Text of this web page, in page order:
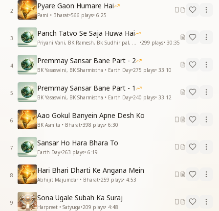
निर्भय होकर नारिया विचरण जहा करेगी
हवाये भर अमरायिया सेवा वहा करेगी
निर्भय होकर नारिया विचरण जहा करेगी
हवाये भर अमरायिया सेवा वहा करेगी
हर दिन ही त्योहार सबमें होगा शिष्टाचार
हर दिन ही त्योहार सबमें होगा शिष्टाचार
सदाचार व्यवहार वहा सद्भाव में
खेलेगी खुशियां ठंडी छाव में
खेलेगी खुशियां ठंडी छाव में
आएगी आयेगी बहार अपने गावो में
आएगी आयेगी बहार अपने गावो में
खेलेगी खुशियां ठंडी छाव में
खेलेगी खुशियां ठंडी छाव में
भारत का रखवाला आया आया मुरलीवाला रे
अरे भारत का रखवाला आया आया मुरलीवाला रे
होगा सुख संसार सबकी बाहों में
खेलेगी खुशियां ठंडी छाव में
खेलेगी खुशियां ठंडी छाव में
खेलेगी खुशियां ठंडी छाव में
खेलेगी खुशियां ठंडी छाव में"
2
Pyare Gaon Humare Hai
Pami • Bharat•566 plays• 6:25
3
Panch Tatvo Se Saja Huwa Hai
•299 plays• 30:35
4
Premmay Sansar Bane Part - 2
BK Yasaswini, BK Sharmistha • Earth Day•275 plays• 33:10
5
Premmay Sansar Bane Part - 1
BK Yasaswini, BK Sharmistha • Earth Day•240 plays• 33:12
6
Aao Gokul Banyein Apne Desh Ko
BK Asmita • Bharat•398 plays• 6:30
7
Sansar Ho Hara Bhara To
Earth Day•263 plays• 6:19
8
Hari Bhari Dharti Ke Angana Mein
Abhijit Majumdar • Bharat•259 plays• 4:53
9
Sona Ugale Subah Ka Suraj
Harpreet • Satyuga•209 plays• 4:48